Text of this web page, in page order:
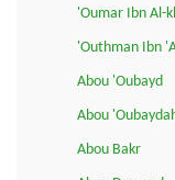
'Oumar Ibn Al-
'Outhman Ibn
Abou 'Oubayd
Abou
Abou Bakr